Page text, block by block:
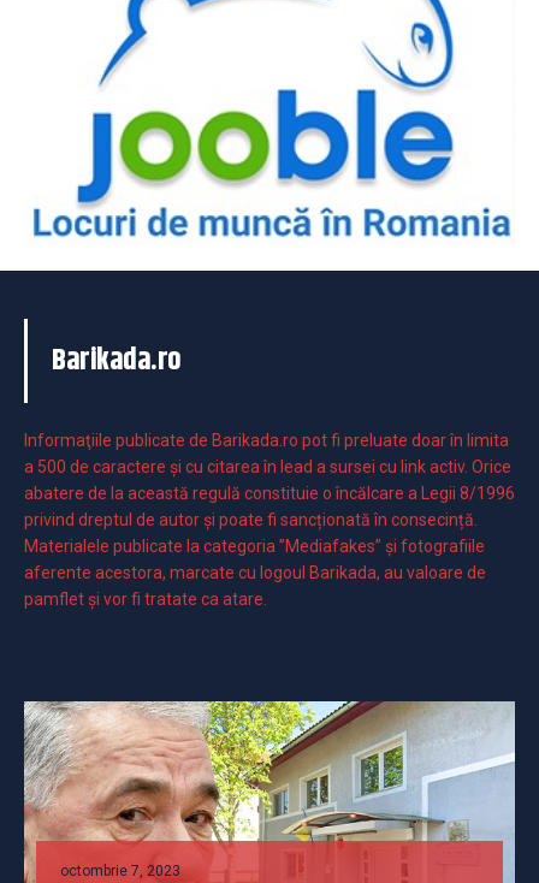
Barikada.ro
Informaţiile publicate de Barikada.ro pot fi preluate doar în limita
a 500 de caractere şi cu citarea în lead a sursei cu link activ. Orice
abatere de la această regulă constituie o încălcare a Legii 8/1996
privind dreptul de autor și poate fi sancționată în consecință.
Materialele publicate la categoria ”Mediafakes” și fotografiile
aferente acestora, marcate cu logoul Barikada, au valoare de
pamflet și vor fi tratate ca atare.
octombrie 7, 2023